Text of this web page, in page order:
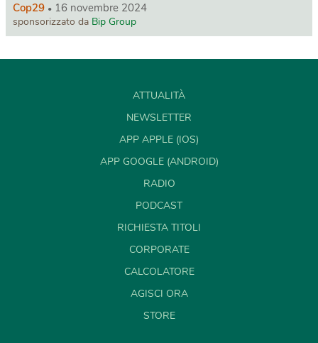
Cop29 16 novembre 2024
sponsorizzato da Bip Group
ATTUALITÀ
NEWSLETTER
APP APPLE (IOS)
APP GOOGLE (ANDROID)
RADIO
PODCAST
RICHIESTA TITOLI
CORPORATE
CALCOLATORE
AGISCI ORA
STORE